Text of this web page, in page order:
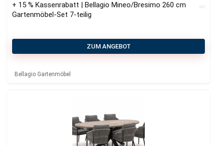
+ 15 % Kassenrabatt | Bellagio Mineo/Bresimo 260 cm
Gartenmöbel-Set 7-teilig
ZUM ANGEBOT
Bellagio Gartenmöbel